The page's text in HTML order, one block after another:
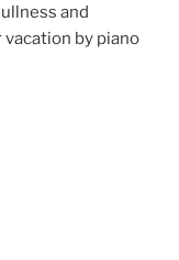
and
by piano